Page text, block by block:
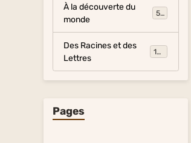
À la découverte du
monde
54
Des Racines et des
Lettres
134
Pages